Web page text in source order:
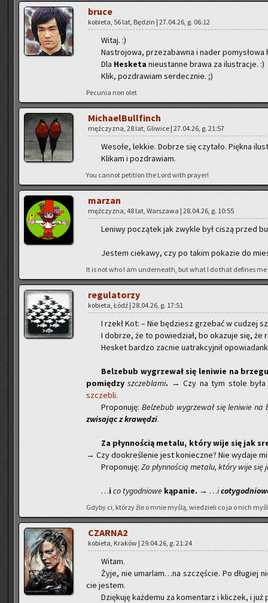
bruce
ko­bie­ta, 56 lat, Bę­dzin | 27.04.26, g. 06:12
Witaj. :)
Na­stro­jo­wa, prze­za­baw­na i nader
Dla He­ske­ta nie­ustan­ne brawa za ilu­stra­cje. :)
Klik, po­zdra­wiam ser­decz­nie. ;)
Pe­cu­nia non olet
Mi­cha­el­Bul­l­finch
męż­czy­zna, 28 lat, Gli­wi­ce | 27.04.26, g. 21:57
We­so­łe, lek­kie. Do­brze się czy­ta­ło. Pięk­na
Kli­kam i po­zdra­wiam.
You can­not pe­ti­tion the Lord with pray­er!
ma­rzan
męż­czy­zna, 48 lat, War­sza­wa | 28.04.26, g. 10:55
Le­ni­wy po­czą­tek jak zwy­kle był ciszą przed
Je­stem cie­ka­wy, czy po takim po­ka­zie do
It is not who I am un­der­ne­ath, but what I do that de­fi­nes me
re­gu­la­to­rzy
ko­bie­ta, Łódź | 28.04.26, g. 17:51
I rzekł Kot: – Nie bę­dziesz grze­bać w cu­dzej
I do­brze, że to po­wie­dział, bo oka­zu­je się, że
He­sket bar­dzo za­cnie uatrak­cyj­nił
Bel­ze­bub wy­grze­wał się le­ni­wie na
po­mię­dzyszcze­bla­mi. → Czy na tym stole
szcze­bli.
Pro­po­nu­ję: Bel­ze­bub wy­grze­wał się le­ni­wie
zwi­sa­jąc z kra­wę­dzi.
Za płyn­no­ścią me­ta­lu, który wije się jak
→ Czy do­okre­śle­nie jest ko­niecz­ne? Nie wy­da­je
Pro­po­nu­ję: Za płyn­no­ścią me­ta­lu, który wije
…i co ty­go­dnio­we ką­pa­nie. → …i
Gdyby ci, któ­rzy źle o mnie myślą, wie­dzie­li co ja o nich
CZAR­NA2
ko­bie­ta, Kra­ków | 29.04.26, g. 21:24
Witam.
Żyje, nie umar­lam…na szczę­ście. Po
cie je­stem.
Dzię­ku­ję każ­de­mu za ko­men­tarz i kli­czek, i już